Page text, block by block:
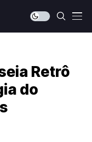
Retrô
do